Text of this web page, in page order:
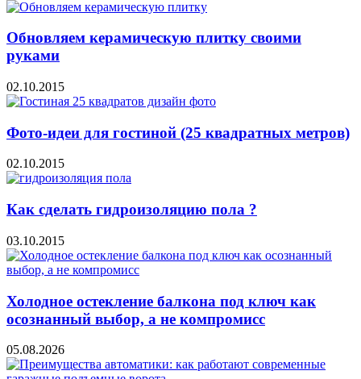
Обновляем керамическую плитку своими
руками
02.10.2015
Фото-идеи для гостиной (25 квадратных метров)
02.10.2015
Как сделать гидроизоляцию пола ?
03.10.2015
Холодное остекление балкона под ключ как
осознанный выбор, а не компромисс
05.08.2026